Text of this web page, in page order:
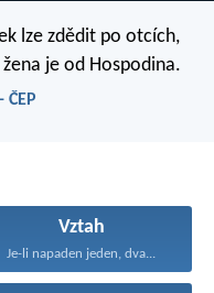
lze zdědit po otcích,
je od Hospodina.
ČEP
Vztah
Je-li napaden jeden, dva...